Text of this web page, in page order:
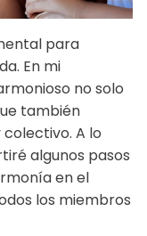
para
En mi
no solo
también
A lo
algunos pasos
en el
los miembros